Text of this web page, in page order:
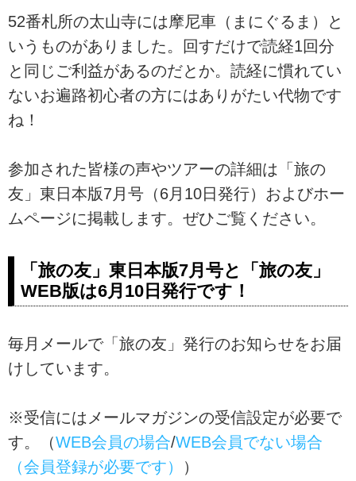
52番札所の太山寺には摩尼車（まにぐるま）と
いうものがありました。回すだけで読経1回分
と同じご利益があるのだとか。読経に慣れてい
ないお遍路初心者の方にはありがたい代物です
ね！
参加された皆様の声やツアーの詳細は「旅の
友」東日本版7月号（6月10日発行）およびホー
ムページに掲載します。ぜひご覧ください。
「旅の友」東日本版7月号と「旅の友」
WEB版は6月10日発行です！
毎月メールで「旅の友」発行のお知らせをお届
けしています。
※受信にはメールマガジンの受信設定が必要で
す。（WEB会員の場合/WEB会員でない場合
（会員登録が必要です）
）